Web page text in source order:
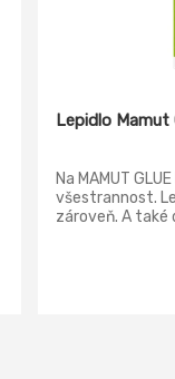
Lepidlo Mamut
Na MAMUT
všestrannost.
zároveň. A také